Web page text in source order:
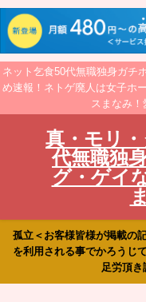
ネット乞食50代無職独身ガチ
め速報！ネトゲ廃人は女子ホ
スまなみ！
真・モリ
代無職独
グ・ゲイ
孤立＜お客様皆様が掲載の
を利用される事でかろうじ
足労頂き